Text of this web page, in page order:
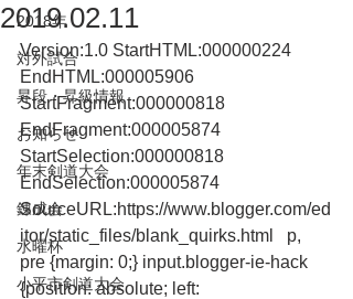
2018年
対外試合
昇段・昇級情報
お知らせ
年末剣道大会
錬成会
水曜杯
小平市剣道大会
2019.02.11
Version:1.0 StartHTML:000000224
EndHTML:000005906
StartFragment:000000818
EndFragment:000005874
StartSelection:000000818
EndSelection:000005874
SourceURL:https://www.blogger.com/ed
itor/static_files/blank_quirks.html   p,
pre {margin: 0;} input.blogger-ie-hack
{position: absolute; left: